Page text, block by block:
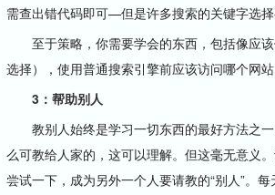
需查出错代码即可—但是许多搜索的关键字选择
至于策略，你需要学会的东西，包括像应该
选择），使用普通搜索引擎前应该访问哪个网
3：帮助别人
教别人始终是学习一切东西的最好方法之一
么可教给人家的，这可以理解。但这毫无意义
尝试一下，成为另外一个人要请教的“别人”。